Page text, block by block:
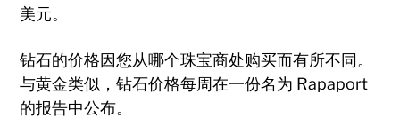
美元。
钻石的价格因您从哪个珠宝商处购买而有所不同。
与黄金类似，钻石价格每周在一份名为 Rapaport
的报告中公布。